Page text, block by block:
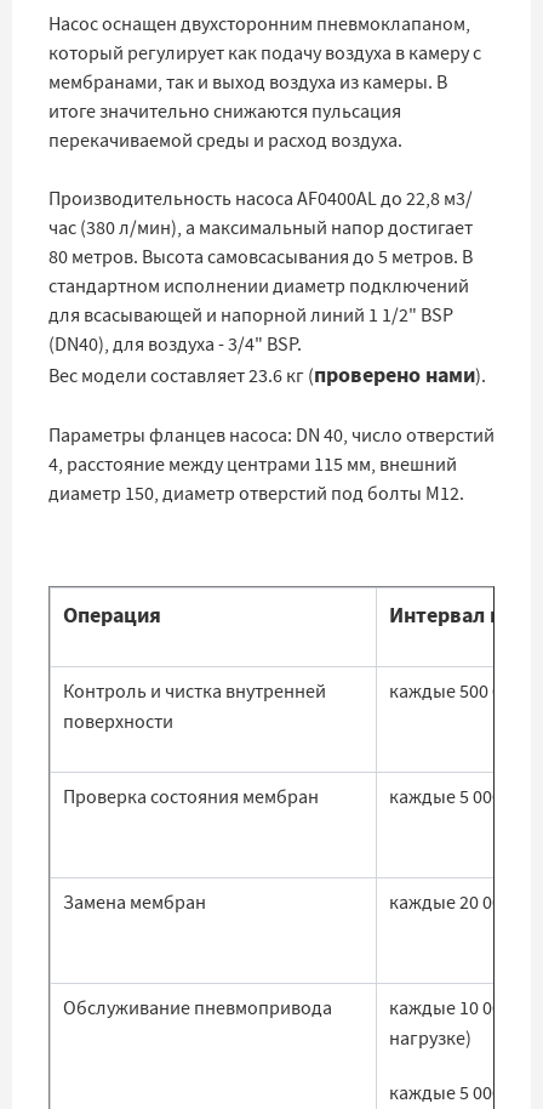
Насос оснащен двухсторонним пневмоклапаном,
который регулирует как подачу воздуха в камеру с
мембранами, так и выход воздуха из камеры. В
итоге значительно снижаются пульсация
перекачиваемой среды и расход воздуха.
Производительность насоса AF0400AL до 22,8 м3/
час (380 л/мин), а максимальный напор достигает
80 метров. Высота самовсасывания до 5 метров. В
стандартном исполнении диаметр подключений
для всасывающей и напорной линий 1 1/2" BSP
(DN40), для воздуха - 3/4" BSP.
Вес модели составляет 23.6 кг (проверено нами).
Параметры фланцев насоса: DN 40, число отверстий
4, расстояние между центрами 115 мм, внешний
диаметр 150, диаметр отверстий под болты М12.
Операция Интервал
Контроль и чистка внутренней
поверхности
каждые 500 000
Проверка состояния мембран каждые 5 000 000
Замена мембран каждые 20 000
Обслуживание пневмопривода
каждые 10 000
нагрузке)
каждые 5 000